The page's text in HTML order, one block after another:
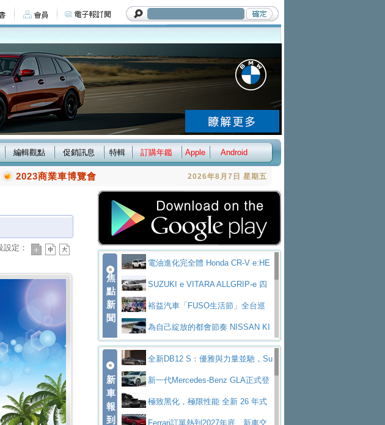
編輯觀點 促銷訊息 特輯 訂購年鑑 Apple Android
2023商業車博覽會 2026年8月7日 星期五
設定：
焦
點
新
聞
電油進化完全體 Honda CR-V e:HE
V PrestigeSUZUKI e VITARA ALLGRIP-e 四
驅精神的純電新詮釋
裕益汽車「FUSO生活節」全台巡
迴 結合生活體驗、交通安全與購車優惠
為自己綻放的都會節奏 NISSAN KI
CKS SAKURA為品味獨具層峰買家打造的頂級座
駕，MAZDA CX-90 33T AWD Premium Ca
ptain Seat
EV
技的座駕! Ford Territory中型油電休旅
新
車
報
到
全新DB12 S：優雅與力量並馳，Su
per Tourer的顛峰之作
新一代Mercedes-Benz GLA正式登
場 續航最高657公里、支援320kW快充
極致黑化，極限性能 全新 26 年式
DEFENDER OCTA BLACK 限量登台
Ferrari訂單熱到2027年底 新車交